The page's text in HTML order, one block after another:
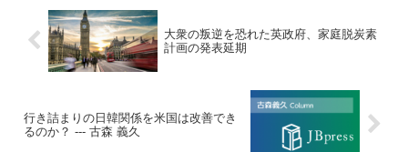
大衆の叛逆を恐れた英政府、家庭脱炭素
計画の発表延期
行き詰まりの日韓関係を米国は改善でき
るのか？ --- 古森 義久